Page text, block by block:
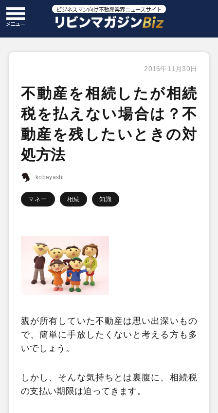
2016年11月30日
不動産を相続したが相続
税を払えない場合は？不
動産を残したいときの対
処方法
kobayashi
マネー 相続 知識
親が所有していた不動産は思い出深いもの
で、簡単に手放したくないと考える方も多
いでしょう。
しかし、そんな気持ちとは裏腹に、相続税
の支払い期限は迫ってきます。